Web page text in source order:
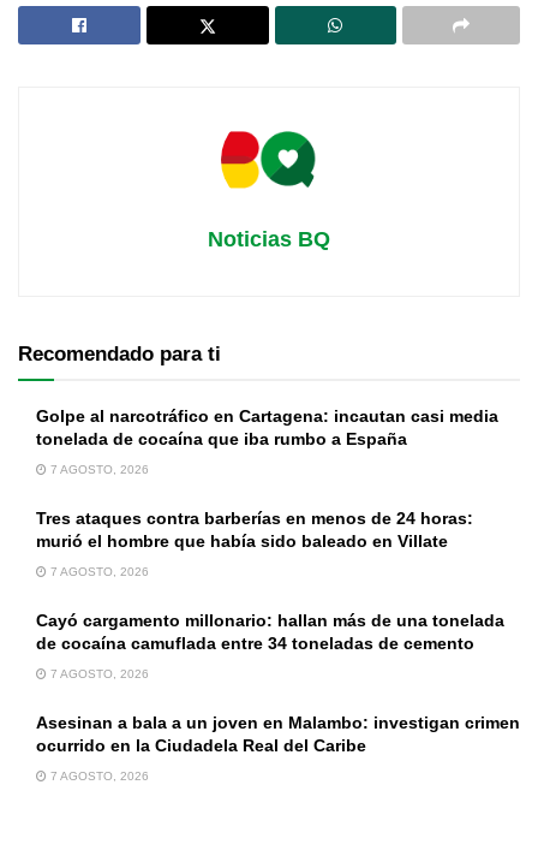
Noticias BQ
Recomendado para ti
Golpe al narcotráfico en Cartagena: incautan casi media
tonelada de cocaína que iba rumbo a España
7 AGOSTO, 2026
Tres ataques contra barberías en menos de 24 horas:
murió el hombre que había sido baleado en Villate
7 AGOSTO, 2026
Cayó cargamento millonario: hallan más de una tonelada
de cocaína camuflada entre 34 toneladas de cemento
7 AGOSTO, 2026
Asesinan a bala a un joven en Malambo: investigan crimen
ocurrido en la Ciudadela Real del Caribe
7 AGOSTO, 2026